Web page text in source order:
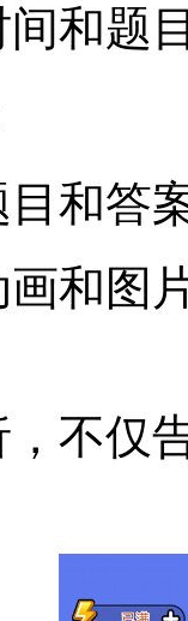
和题
和答
和图
不仅